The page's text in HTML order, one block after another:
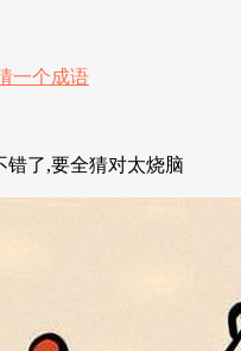
错了,要全猜对太烧脑